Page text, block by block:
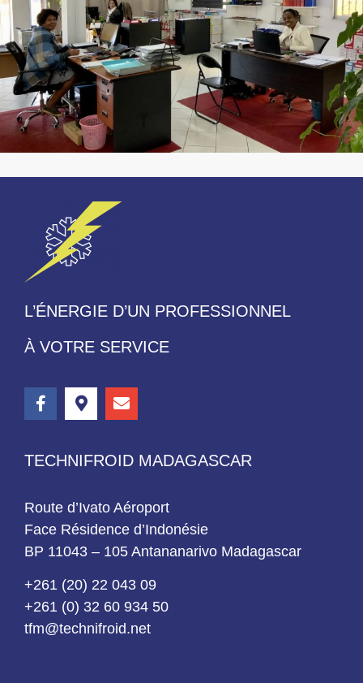
L’ÉNERGIE D’UN PROFESSIONNEL
À VOTRE SERVICE
TECHNIFROID MADAGASCAR
Route d’Ivato Aéroport
Face Résidence d’Indonésie
BP 11043 – 105 Antananarivo Madagascar
+261 (20) 22 043 09